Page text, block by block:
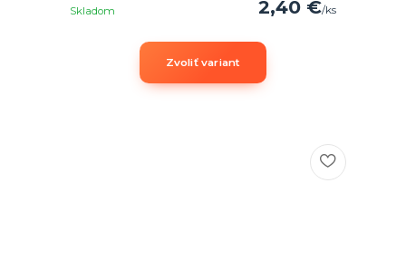
2,40 €/ks
Skladom
Zvoliť variant